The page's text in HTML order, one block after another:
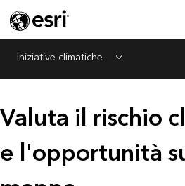
Iniziative climatiche Menu
Valuta il rischio
e l'opportunità